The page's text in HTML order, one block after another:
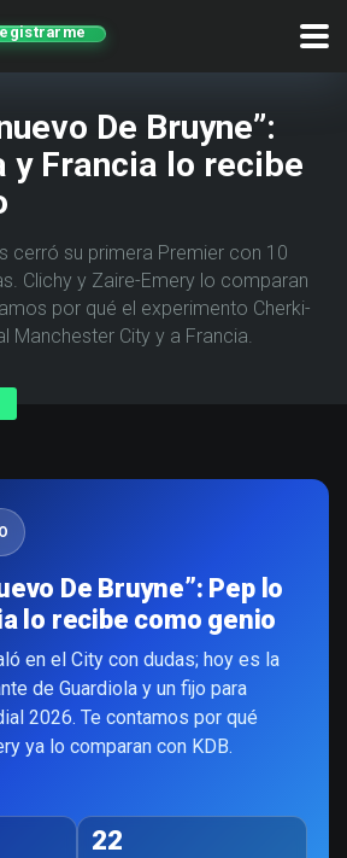
De Bruyne”:
y Francia lo recibe
cerró su primera Premier con 10
Clichy y Zaire-Emery lo comparan
por qué el experimento Cherki-
Manchester City y a Francia.
De Bruyne”: Pep lo
lo recibe como genio
en el City con dudas; hoy es la
de Guardiola y un fijo para
2026. Te contamos por qué
ya lo comparan con KDB.
22